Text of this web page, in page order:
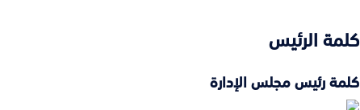
كلمة الرئيس
كلمة رئيس مجلس الإدارة